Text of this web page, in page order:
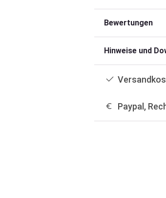
Bewertungen
Hinweise und
Paypal,